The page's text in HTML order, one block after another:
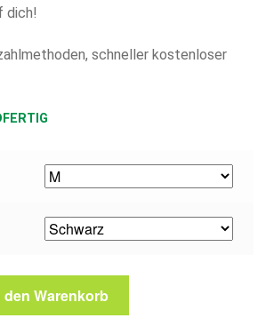
dich!
schneller kostenloser
den Warenkorb